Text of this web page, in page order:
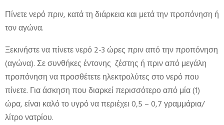
Πίνετε νερό πριν, κατά τη διάρκεια και μετά την προπόνηση ή
τον αγώνα.
Ξεκινήστε να πίνετε νερό 2-3 ώρες πριν από την προπόνηση
(αγώνα). Σε συνθήκες έντονης ζέστης ή πριν από μεγάλη
προπόνηση να προσθέτετε ηλεκτρολύτες στο νερό που
πίνετε. Για άσκηση που διαρκεί περισσότερο από μία (1)
ώρα, είναι καλό το υγρό να περιέχει 0,5 – 0,7 γραμμάρια/
λίτρο νατρίου.